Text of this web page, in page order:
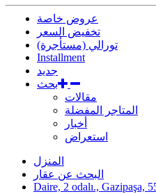
عروض خاصة
تخفيض السعر
تورالي (مستأجرة)
Installment
جديد
بحث
مقالات
المتاجر المفضلة
أخبار
استعراض
المنزل
البحث عن عقار
Daire, 2 odalı., Gazipaşa,